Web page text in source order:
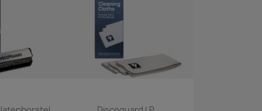
Snel bekijken